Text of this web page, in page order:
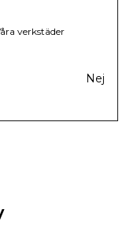
verkstäder
Nej